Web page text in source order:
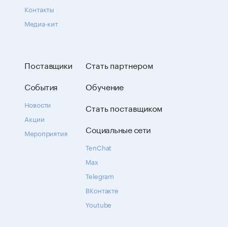
Контакты
Медиа-кит
Поставщики
События
Новости
Акции
Мероприятия
Стать партнером
Обучение
Стать поставщиком
Социальные сети
TenChat
Max
Telegram
ВКонтакте
Youtube